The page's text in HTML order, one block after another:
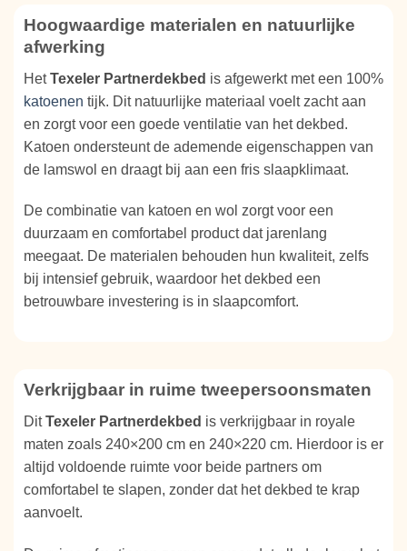
Hoogwaardige materialen en natuurlijke
afwerking
HetTexeler Partnerdekbed is afgewerkt met een 100%
katoenen tijk. Dit natuurlijke materiaal voelt zacht aan
en zorgt voor een goede ventilatie van het dekbed.
Katoen ondersteunt de ademende eigenschappen van
de lamswol en draagt bij aan een fris slaapklimaat.
De combinatie van katoen en wol zorgt voor een
duurzaam en comfortabel product dat jarenlang
meegaat. De materialen behouden hun kwaliteit, zelfs
bij intensief gebruik, waardoor het dekbed een
betrouwbare investering is in slaapcomfort.
Verkrijgbaar in ruime tweepersoonsmaten
DitTexeler Partnerdekbed is verkrijgbaar in royale
maten zoals 240×200 cm en 240×220 cm. Hierdoor is er
altijd voldoende ruimte voor beide partners om
comfortabel te slapen, zonder dat het dekbed te krap
aanvoelt.